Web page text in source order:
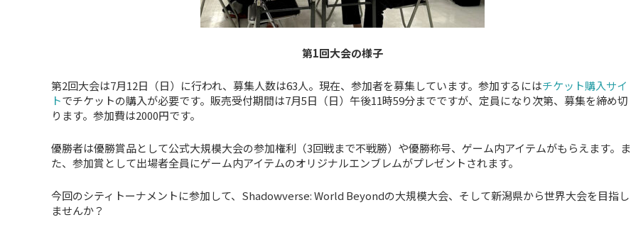
第1回大会の様子
第2回大会は7月12日（日）に行われ、募集人数は63人。現在、参加者を募集しています。参加するにはチケット購入サイ
トでチケットの購入が必要です。販売受付期間は7月5日（日）午後11時59分までですが、定員になり次第、募集を締め切
ります。参加費は2000円です。
優勝者は優勝賞品として公式大規模大会の参加権利（3回戦まで不戦勝）や優勝称号、ゲーム内アイテムがもらえます。ま
た、参加賞として出場者全員にゲーム内アイテムのオリジナルエンブレムがプレゼントされます。
今回のシティトーナメントに参加して、Shadowverse: World Beyondの大規模大会、そして新潟県から世界大会を目指し
ませんか？